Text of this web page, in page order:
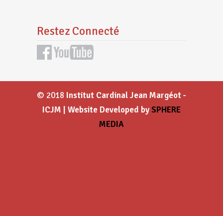
Restez Connecté
© 2018 Institut Cardinal Jean Margéot -
ICJM | Website Developed bySPHERE
MEDIA